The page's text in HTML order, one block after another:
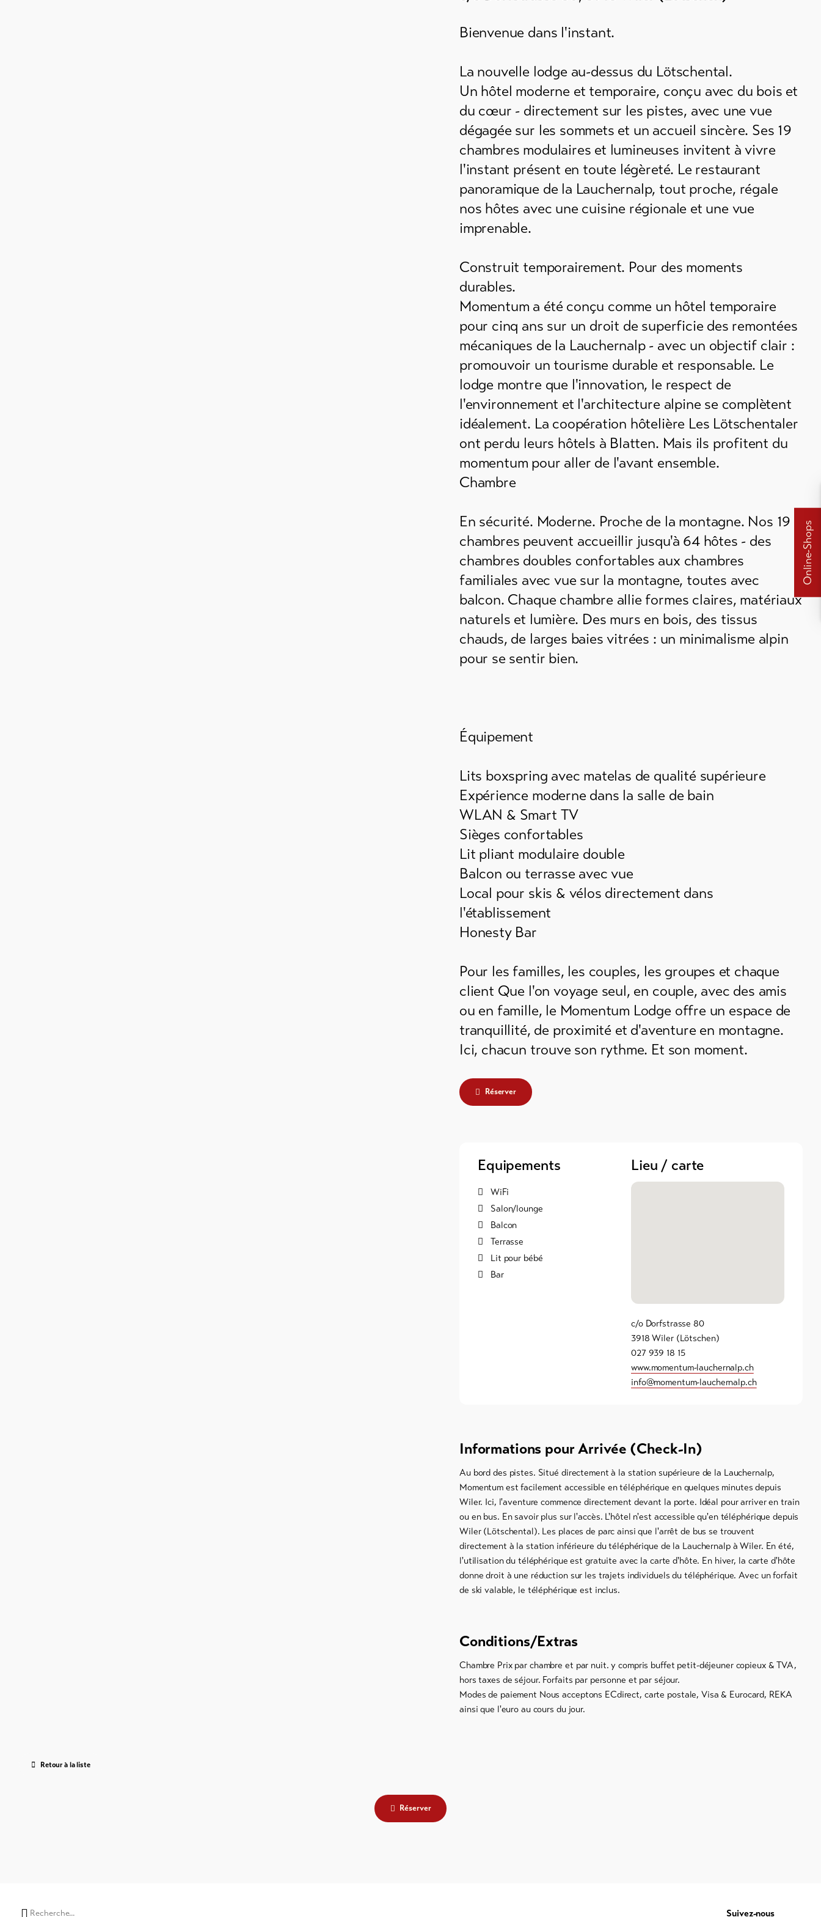
Online-Shops
Bienvenue dans l'instant.
La nouvelle lodge au-dessus du Lötschental.
Un hôtel moderne et temporaire, conçu avec du bois et
du cœur - directement sur les pistes, avec une vue
dégagée sur les sommets et un accueil sincère. Ses 19
chambres modulaires et lumineuses invitent à vivre
l'instant présent en toute légèreté. Le restaurant
panoramique de la Lauchernalp, tout proche, régale
nos hôtes avec une cuisine régionale et une vue
imprenable.
Construit temporairement. Pour des moments
durables.
Momentum a été conçu comme un hôtel temporaire
pour cinq ans sur un droit de superficie des remontées
mécaniques de la Lauchernalp - avec un objectif clair :
promouvoir un tourisme durable et responsable. Le
lodge montre que l'innovation, le respect de
l'environnement et l'architecture alpine se complètent
idéalement. La coopération hôtelière Les Lötschentaler
ont perdu leurs hôtels à Blatten. Mais ils profitent du
momentum pour aller de l'avant ensemble.
Chambre
En sécurité. Moderne. Proche de la montagne. Nos 19
chambres peuvent accueillir jusqu'à 64 hôtes - des
chambres doubles confortables aux chambres
familiales avec vue sur la montagne, toutes avec
balcon. Chaque chambre allie formes claires, matériaux
naturels et lumière. Des murs en bois, des tissus
chauds, de larges baies vitrées : un minimalisme alpin
pour se sentir bien.
Équipement
Lits boxspring avec matelas de qualité supérieure
Expérience moderne dans la salle de bain
WLAN & Smart TV
Sièges confortables
Lit pliant modulaire double
Balcon ou terrasse avec vue
Local pour skis & vélos directement dans
l'établissement
Honesty Bar
Pour les familles, les couples, les groupes et chaque
client Que l'on voyage seul, en couple, avec des amis
ou en famille, le Momentum Lodge offre un espace de
tranquillité, de proximité et d'aventure en montagne.
Ici, chacun trouve son rythme. Et son moment.
Réserver
Equipements
WiFi
Salon/lounge
Balcon
Terrasse
Lit pour bébé
Bar
Lieu / carte
c/o Dorfstrasse 80
3918 Wiler (Lötschen)
027 939 18 15
www.momentum-lauchernalp.ch
info@momentum-lauchernalp.ch
Informations pour Arrivée (Check-In)
Au bord des pistes. Situé directement à la station supérieure de la Lauchernalp,
Momentum est facilement accessible en téléphérique en quelques minutes depuis
Wiler. Ici, l'aventure commence directement devant la porte. Idéal pour arriver en train
ou en bus. En savoir plus sur l'accès. L'hôtel n'est accessible qu'en téléphérique depuis
Wiler (Lötschental). Les places de parc ainsi que l'arrêt de bus se trouvent
directement à la station inférieure du téléphérique de la Lauchernalp à Wiler. En été,
l'utilisation du téléphérique est gratuite avec la carte d'hôte. En hiver, la carte d'hôte
donne droit à une réduction sur les trajets individuels du téléphérique. Avec un forfait
de ski valable, le téléphérique est inclus.
Conditions/Extras
Chambre Prix par chambre et par nuit. y compris buffet petit-déjeuner copieux & TVA,
hors taxes de séjour. Forfaits par personne et par séjour.
Modes de paiement Nous acceptons ECdirect, carte postale, Visa & Eurocard, REKA
ainsi que l'euro au cours du jour.
Retour à la liste
Réserver
Suivez-nous